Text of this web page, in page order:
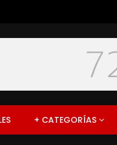
+ CATEGORÍAS